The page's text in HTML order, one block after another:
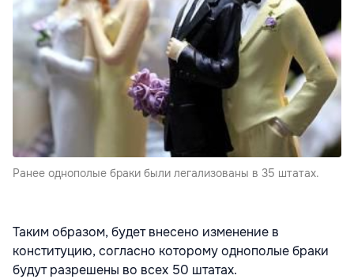
Ранее однополые браки были легализованы в 35 штатах.
Таким образом, будет внесено изменение в
конституцию, согласно которому однополые браки
будут разрешены во всех 50 штатах.